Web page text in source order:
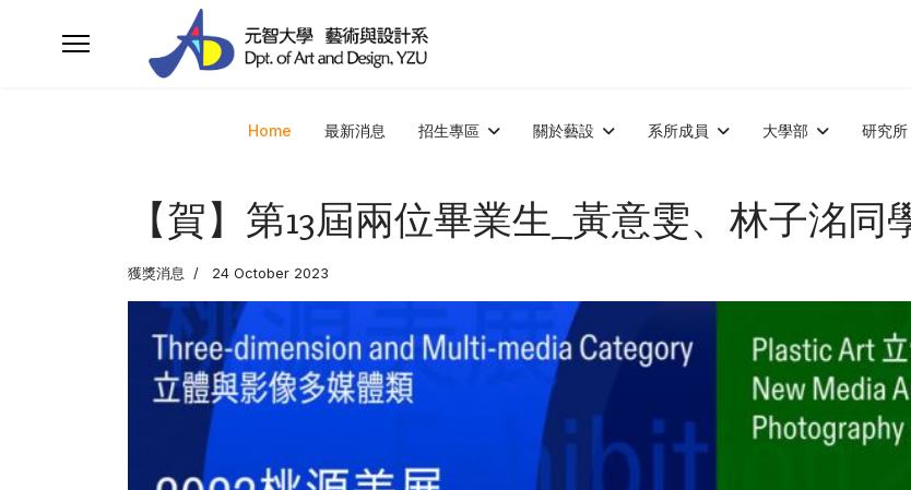
Home 最新消息 招生專區 關於藝設 系所成員 大學部 研究所
【賀】第13屆兩位畢業生_黃意雯、林子洺同
獲獎消息 24 October 2023